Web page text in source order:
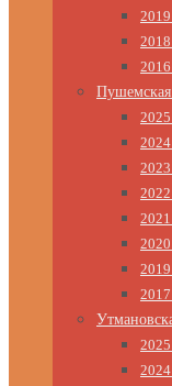
2019
2018
2016
Пушемская
2025
2024
2023
2022
2021
2020
2019
2017
2025
2024